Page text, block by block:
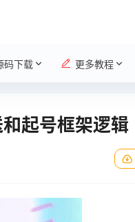
码下载 更多教程
起号框架逻辑